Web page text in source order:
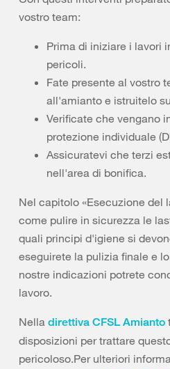
vostro team:
Prima di iniziare i lavori
pericoli.
Fate presente al vostro
all'amianto e istruitelo
Verificate che vengano
protezione individuale
Assicuratevi che terzi
nell'area di bonifica.
Nel capitolo «Esecuzione del
come pulire in sicurezza le
quali principi d'igiene si
eseguirete la pulizia finale e
nostre indicazioni potrete
lavoro.
Nella direttiva CFSL Amianto
disposizioni per trattare
pericoloso.Per ulteriori